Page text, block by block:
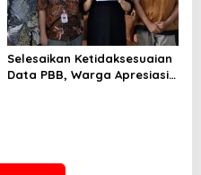
Selesaikan Ketidaksesuaian
Data PBB, Warga Apresiasi